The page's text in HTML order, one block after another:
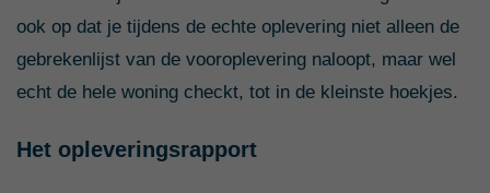
ook op dat je tijdens de echte oplevering niet alleen de
gebrekenlijst van de vooroplevering naloopt, maar wel
echt de hele woning checkt, tot in de kleinste hoekjes.
Het opleveringsrapport